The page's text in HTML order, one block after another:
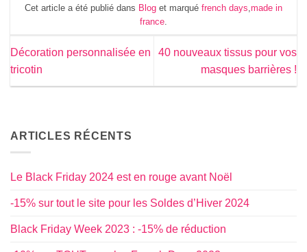
Cet article a été publié dans Blog et marqué french days,made in
france.
Décoration personnalisée en
tricotin
40 nouveaux tissus pour vos
masques barrières !
ARTICLES RÉCENTS
Le Black Friday 2024 est en rouge avant Noël
-15% sur tout le site pour les Soldes d’Hiver 2024
Black Friday Week 2023 : -15% de réduction